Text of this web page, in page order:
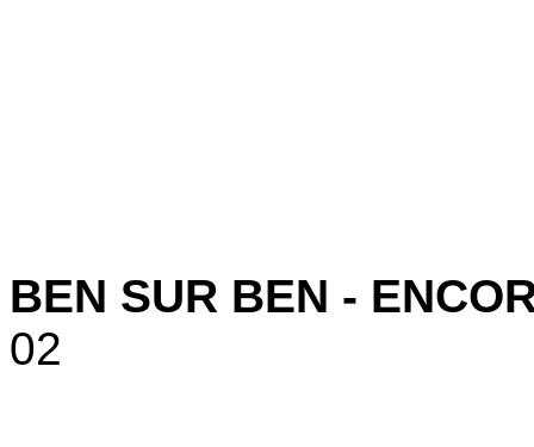
BEN SUR BEN -
02